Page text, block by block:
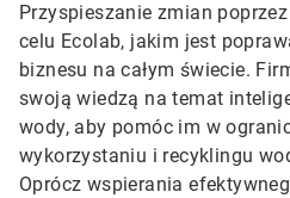
Przyspieszanie zmian
celu Ecolab, jakim jest
biznesu na całym świecie.
swoją wiedzą na temat
wody, aby pomóc im w
wykorzystaniu i recyklingu
Oprócz wspierania